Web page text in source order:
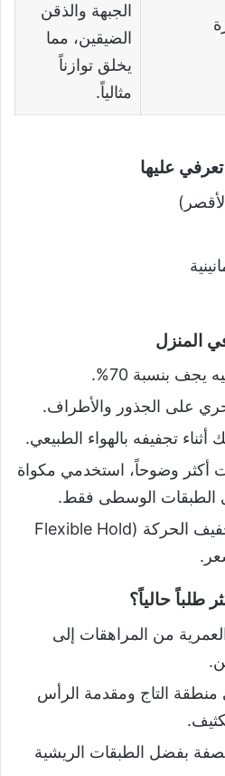
الجبهة والذقن
الضيقين، مما
يخلق توازناً
مثالياً.
عليها
المنزل
بنسبة 70%.
على الجذور والأطراف.
تجفيفه بالهواء الطبيعي.
أكثر وضوحاً، استخدمي مكواة
الطبقات الوسطى فقط.
ثبتي الإطلالة ببخاخ خفيف الحركة (Flexible Hold
طلباً حالياً؟
من المراهقات إلى
منطقة التاج ومقدمة الرأس
بفضل الطبقات الريشية